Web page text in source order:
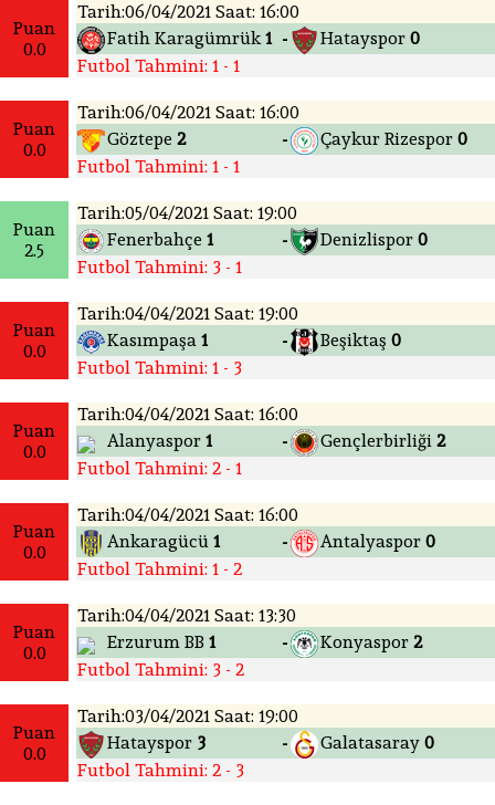
Puan
0.0
Tarih:06/04/2021 Saat: 16:00
Fatih Karagümrük 1 - Hatayspor 0
Futbol Tahmini: 1 - 1
Puan
0.0
Tarih:06/04/2021 Saat: 16:00
Göztepe 2 - Çaykur Rizespor 0
Futbol Tahmini: 1 - 1
Puan
2.5
Tarih:05/04/2021 Saat: 19:00
Fenerbahçe 1 - Denizlispor 0
Futbol Tahmini: 3 - 1
Puan
0.0
Tarih:04/04/2021 Saat: 19:00
Kasımpaşa 1 - Beşiktaş 0
Futbol Tahmini: 1 - 3
Puan
0.0
Tarih:04/04/2021 Saat: 16:00
Alanyaspor 1 - Gençlerbirliği 2
Futbol Tahmini: 2 - 1
Puan
0.0
Tarih:04/04/2021 Saat: 16:00
Ankaragücü 1 - Antalyaspor 0
Futbol Tahmini: 1 - 2
Puan
0.0
Tarih:04/04/2021 Saat: 13:30
Erzurum BB 1 - Konyaspor 2
Futbol Tahmini: 3 - 2
Puan
0.0
Tarih:03/04/2021 Saat: 19:00
Hatayspor 3 - Galatasaray 0
Futbol Tahmini: 2 - 3